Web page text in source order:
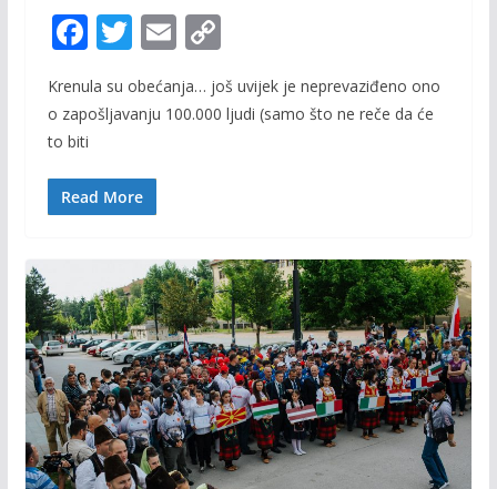
F
ac
e
b
o
o
T
w
itt
er
E
ai
C
o
p
y
Krenula su obećanja… još uvijek je neprevaziđeno ono
o zapošljavanju 100.000 ljudi (samo što ne reče da će
to biti
Read More